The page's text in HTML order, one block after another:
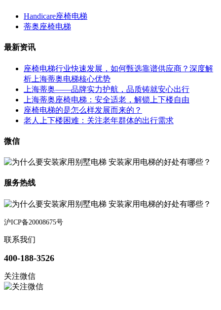
Handicare座椅电梯
蒂奥座椅电梯
最新资讯
座椅电梯行业快速发展，如何甄选靠谱供应商？深度解
析上海蒂奥电梯核心优势
上海蒂奥——品牌实力护航，品质铸就安心出行
上海蒂奥座椅电梯：安全适老，解锁上下楼自由
座椅电梯的是怎么样发展而来的？
老人上下楼困难：关注老年群体的出行需求
微信
服务热线
沪ICP备20008675号
联系我们
400-188-3526
关注微信